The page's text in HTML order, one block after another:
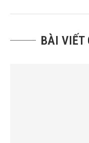
BÀI VIẾT